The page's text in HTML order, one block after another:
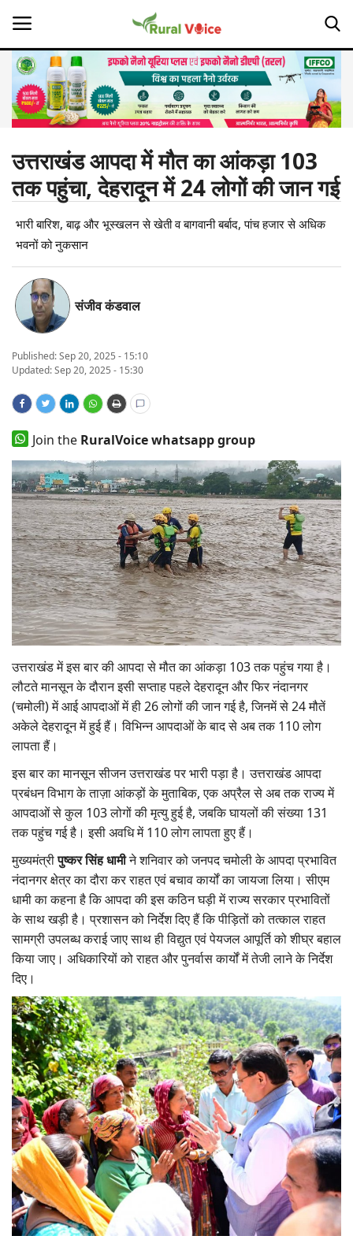
Home
Contact
About Us
Leadership Profiles
Opinion
Politics
States
Events
Agribusiness
Agritech
Cooperatives
International
Rural Dialogue
Ground Report
Rural Connect
Gallery
Latest News
Agriculture Conclave and NACOF
Awards 2022
Agri Start-Ups
Language
English Hindi
उत्तराखंड आपदा में मौत का आंकड़ा 103
तक पहुंचा, देहरादून में 24 लोगों की जान गई
भारी बारिश, बाढ़ और भूस्खलन से खेती व बागवानी बर्बाद, पांच हजार से अधिक
भवनों को नुकसान
संजीव कंडवाल
Published:Sep 20, 2025 - 15:10
Updated: Sep 20, 2025 - 15:30
Join the RuralVoice whatsapp group
उत्तराखंड में इस बार की आपदा से मौत का आंकड़ा 103 तक पहुंच गया है।
लौटते मानसून के दौरान इसी सप्ताह पहले देहरादून और फिर नंदानगर
(चमोली) में आई आपदाओं में ही 26 लोगों की जान गई है, जिनमें से 24 मौतें
अकेले देहरादून में हुई हैं। विभिन्न आपदाओं के बाद से अब तक 110 लोग
लापता हैं।
इस बार का मानसून सीजन उत्तराखंड पर भारी पड़ा है। उत्तराखंड आपदा
प्रबंधन विभाग के ताज़ा आंकड़ों के मुताबिक, एक अप्रैल से अब तक राज्य में
आपदाओं से कुल 103 लोगों की मृत्यु हुई है, जबकि घायलों की संख्या 131
तक पहुंच गई है। इसी अवधि में 110 लोग लापता हुए हैं।
मुख्यमंत्रीपुष्कर सिंह धामीने शनिवार को जनपद चमोली के आपदा प्रभावित
नंदानगर क्षेत्र का दौरा कर राहत एवं बचाव कार्यों का जायजा लिया। सीएम
धामी का कहना है कि आपदा की इस कठिन घड़ी में राज्य सरकार प्रभावितों
के साथ खड़ी है। प्रशासन को निर्देश दिए हैं कि पीड़ितों को तत्काल राहत
सामग्री उपलब्ध कराई जाए साथ ही विद्युत एवं पेयजल आपूर्ति को शीघ्र बहाल
किया जाए। अधिकारियों को राहत और पुनर्वास कार्यों में तेजी लाने के निर्देश
दिए।